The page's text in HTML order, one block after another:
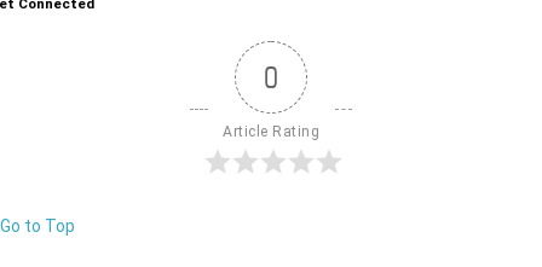
Connected
0
Article Rating
Go to Top